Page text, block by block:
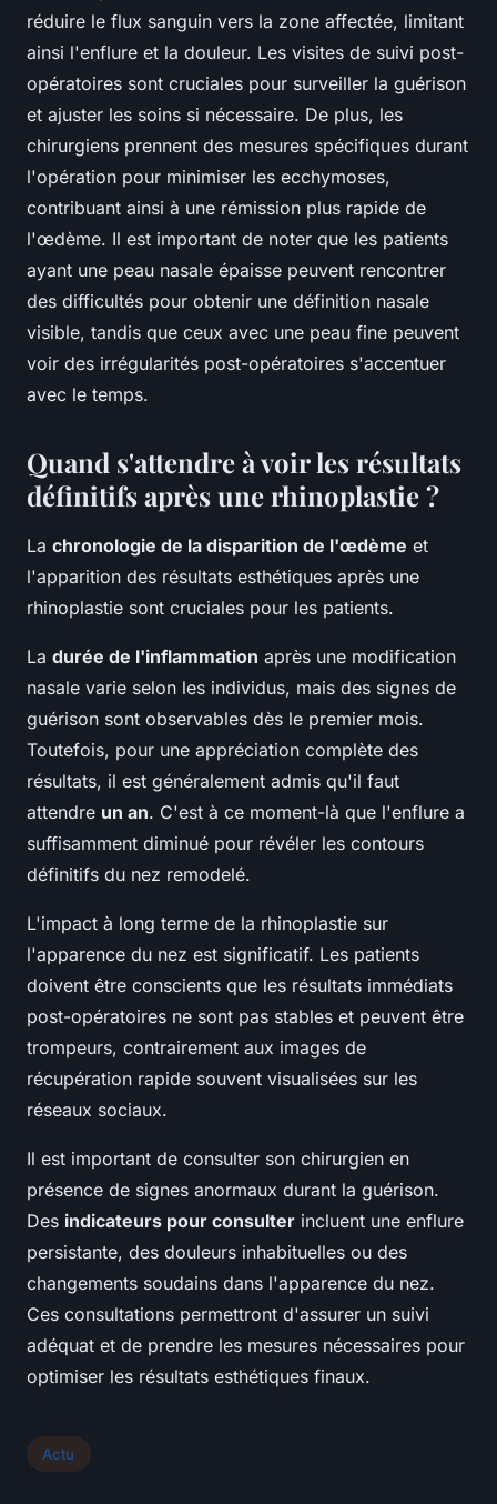
réduire le flux sanguin vers la zone affectée, limitant
ainsi l'enflure et la douleur. Les visites de suivi post-
opératoires sont cruciales pour surveiller la guérison
et ajuster les soins si nécessaire. De plus, les
chirurgiens prennent des mesures spécifiques durant
l'opération pour minimiser les ecchymoses,
contribuant ainsi à une rémission plus rapide de
l'œdème. Il est important de noter que les patients
ayant une peau nasale épaisse peuvent rencontrer
des difficultés pour obtenir une définition nasale
visible, tandis que ceux avec une peau fine peuvent
voir des irrégularités post-opératoires s'accentuer
avec le temps.
Quand s'attendre à voir les résultats
définitifs après une rhinoplastie ?
La chronologie de la disparition de l'œdème et
l'apparition des résultats esthétiques après une
rhinoplastie sont cruciales pour les patients.
La durée de l'inflammation après une modification
nasale varie selon les individus, mais des signes de
guérison sont observables dès le premier mois.
Toutefois, pour une appréciation complète des
résultats, il est généralement admis qu'il faut
attendre un an. C'est à ce moment-là que l'enflure a
suffisamment diminué pour révéler les contours
définitifs du nez remodelé.
L'impact à long terme de la rhinoplastie sur
l'apparence du nez est significatif. Les patients
doivent être conscients que les résultats immédiats
post-opératoires ne sont pas stables et peuvent être
trompeurs, contrairement aux images de
récupération rapide souvent visualisées sur les
réseaux sociaux.
Il est important de consulter son chirurgien en
présence de signes anormaux durant la guérison.
Des indicateurs pour consulter incluent une enflure
persistante, des douleurs inhabituelles ou des
changements soudains dans l'apparence du nez.
Ces consultations permettront d'assurer un suivi
adéquat et de prendre les mesures nécessaires pour
optimiser les résultats esthétiques finaux.
Actu